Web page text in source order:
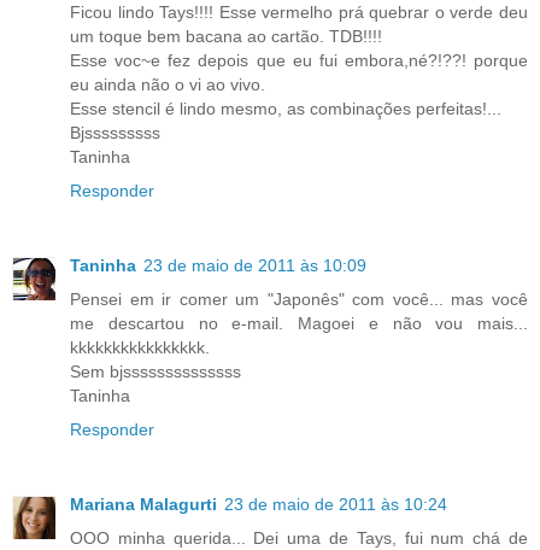
Ficou lindo Tays!!!! Esse vermelho prá quebrar o verde deu
um toque bem bacana ao cartão. TDB!!!!
Esse voc~e fez depois que eu fui embora,né?!??! porque
eu ainda não o vi ao vivo.
Esse stencil é lindo mesmo, as combinações perfeitas!...
Bjsssssssss
Taninha
Responder
Taninha 23 de maio de 2011 às 10:09
Pensei em ir comer um "Japonês" com você... mas você
me descartou no e-mail. Magoei e não vou mais...
kkkkkkkkkkkkkkkk.
Sem bjssssssssssssss
Taninha
Responder
Mariana Malagurti 23 de maio de 2011 às 10:24
OOO minha querida... Dei uma de Tays, fui num chá de